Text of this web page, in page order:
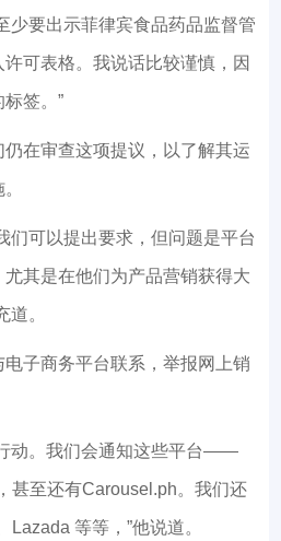
少要出示菲律宾食品药品监督管
可表格。我说话比较谨慎，因
签。”
在审查这项提议，以了解其运
们可以提出要求，但问题是平台
其是在他们为产品营销获得大
。
子商务平台联系，举报网上销
动。我们会通知这些平台——
甚至还有Carousel.ph。我们还
等等，”他说道。